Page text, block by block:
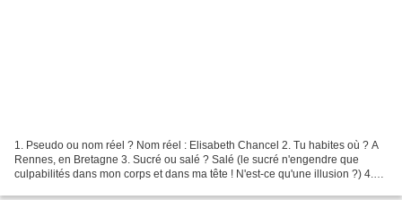
1. Pseudo ou nom réel ? Nom réel : Elisabeth Chancel 2. Tu habites où ? A
Rennes, en Bretagne 3. Sucré ou salé ? Salé (le sucré n'engendre que
culpabilités dans mon corps et dans ma tête ! N'est-ce qu'une illusion ?) 4.